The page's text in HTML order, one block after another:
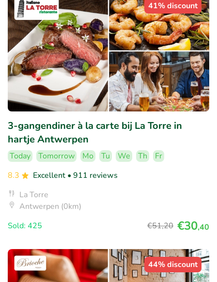
41% discount
3-gangendiner à la carte bij La Torre in
hartje Antwerpen
Today Tomorrow Mo Tu We Th
Fr
8.3
Excellent • 911 reviews
La Torre
Antwerpen (0km)
Sold: 425
€51,20 €30,40
44% discount